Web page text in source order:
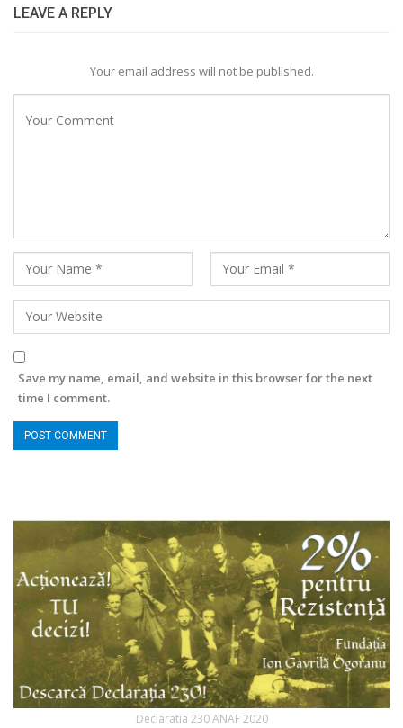
LEAVE A REPLY
Your email address will not be published.
Save my name, email, and website in this browser for the next
time I comment.
Declaratia 230 ANAF 2020